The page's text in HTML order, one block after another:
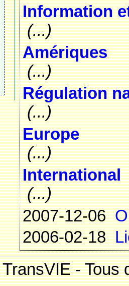
Information
(...)
Amériques
(...)
Régulation
(...)
Europe
(...)
International
(...)
2007-12-06
2006-02-18
- Tous